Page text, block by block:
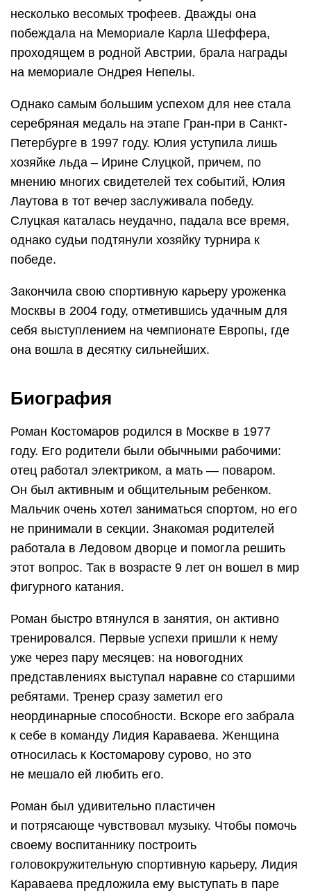
несколько весомых трофеев. Дважды она
побеждала на Мемориале Карла Шеффера,
проходящем в родной Австрии, брала награды
на мемориале Ондрея Непелы.
Однако самым большим успехом для нее стала
серебряная медаль на этапе Гран-при в Санкт-
Петербурге в 1997 году. Юлия уступила лишь
хозяйке льда – Ирине Слуцкой, причем, по
мнению многих свидетелей тех событий, Юлия
Лаутова в тот вечер заслуживала победу.
Слуцкая каталась неудачно, падала все время,
однако судьи подтянули хозяйку турнира к
победе.
Закончила свою спортивную карьеру уроженка
Москвы в 2004 году, отметившись удачным для
себя выступлением на чемпионате Европы, где
она вошла в десятку сильнейших.
Биография
Роман Костомаров родился в Москве в 1977
году. Его родители были обычными рабочими:
отец работал электриком, а мать — поваром.
Он был активным и общительным ребенком.
Мальчик очень хотел заниматься спортом, но его
не принимали в секции. Знакомая родителей
работала в Ледовом дворце и помогла решить
этот вопрос. Так в возрасте 9 лет он вошел в мир
фигурного катания.
Роман быстро втянулся в занятия, он активно
тренировался. Первые успехи пришли к нему
уже через пару месяцев: на новогодних
представлениях выступал наравне со старшими
ребятами. Тренер сразу заметил его
неординарные способности. Вскоре его забрала
к себе в команду Лидия Караваева. Женщина
относилась к Костомарову сурово, но это
не мешало ей любить его.
Роман был удивительно пластичен
и потрясающе чувствовал музыку. Чтобы помочь
своему воспитаннику построить
головокружительную спортивную карьеру, Лидия
Караваева предложила ему выступать в паре